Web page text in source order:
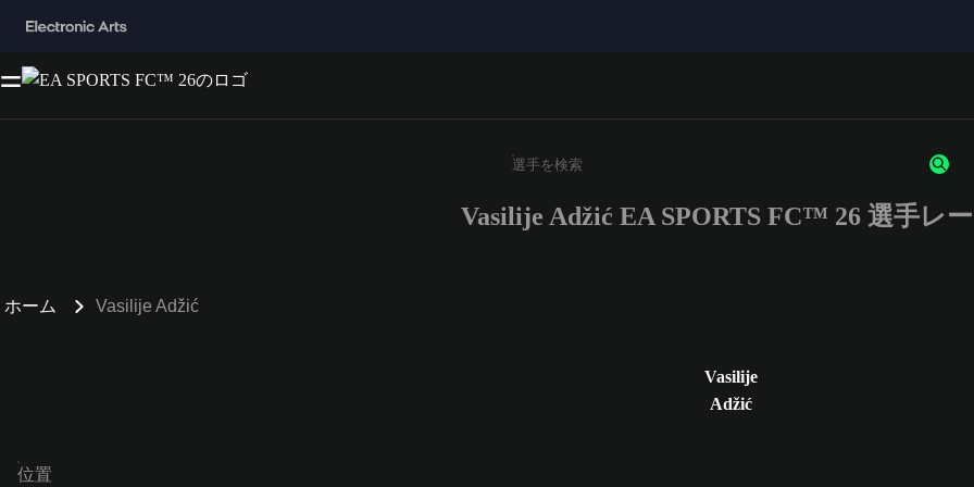
3文字以上の文字または数字を入力してください。
Vasilije Adžić EA SPORTS FC™ 26 選手レ
ホーム Vasilije Adžić
Vasilije
Adžić
位置